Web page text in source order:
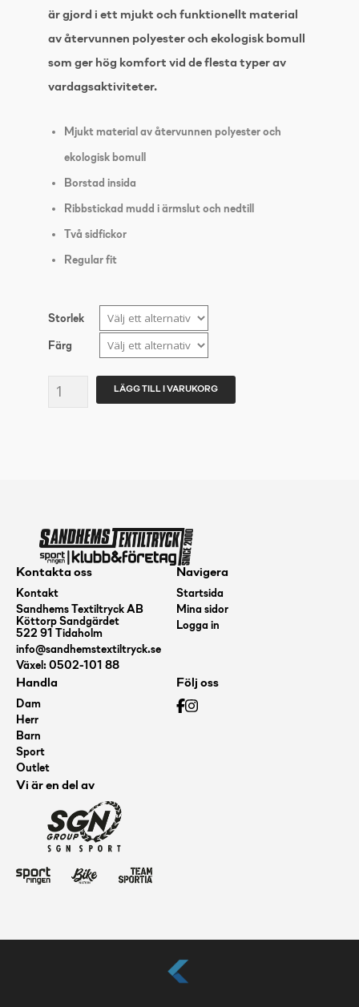
är gjord i ett mjukt och funktionellt material
av återvunnen polyester och ekologisk bomull
som ger hög komfort vid de flesta typer av
vardagsaktiviteter.
Mjukt material av återvunnen polyester och
ekologisk bomull
Borstad insida
Ribbstickad mudd i ärmslut och nedtill
Två sidfickor
Regular fit
Storlek
Färg
CRAFT
mängd
LÄGG TILL I VARUKORG
Kontakta oss
Kontakt
Sandhems Textiltryck AB
Köttorp Sandgärdet
522 91 Tidaholm
info@sandhemstextiltryck.se
Växel: 0502-101 88
Navigera
Startsida
Mina sidor
Logga in
Handla
Dam
Herr
Barn
Sport
Outlet
Följ oss
Vi är en del av